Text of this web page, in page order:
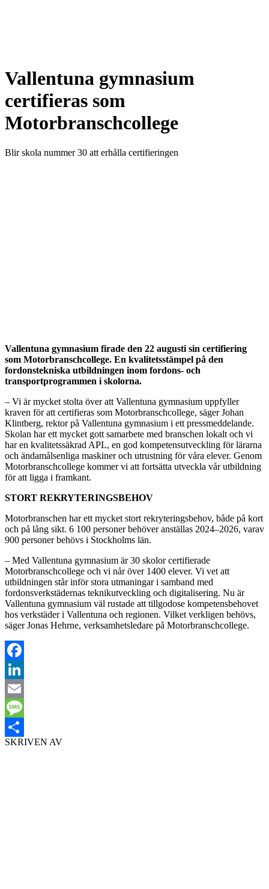
Vallentuna gymnasium
certifieras som
Motorbranschcollege
Blir skola nummer 30 att erhålla certifieringen
Vallentuna gymnasium firade den 22 augusti sin certifiering
som Motorbranschcollege. En kvalitetsstämpel på den
fordonstekniska utbildningen inom fordons- och
transportprogrammen i skolorna.
– Vi är mycket stolta över att Vallentuna gymnasium uppfyller
kraven för att certifieras som Motorbranschcollege, säger Johan
Klintberg, rektor på Vallentuna gymnasium i ett pressmeddelande.
Skolan har ett mycket gott samarbete med branschen lokalt och vi
har en kvalitetssäkrad APL, en god kompetensutveckling för lärarna
och ändamålsenliga maskiner och utrustning för våra elever. Genom
Motorbranschcollege kommer vi att fortsätta utveckla vår utbildning
för att ligga i framkant.
STORT REKRYTERINGSBEHOV
Motorbranschen har ett mycket stort rekryteringsbehov, både på kort
och på lång sikt. 6 100 personer behöver anställas 2024–2026, varav
900 personer behövs i Stockholms län.
– Med Vallentuna gymnasium är 30 skolor certifierade
Motorbranschcollege och vi når över 1400 elever. Vi vet att
utbildningen står inför stora utmaningar i samband med
fordonsverkstädernas teknikutveckling och digitalisering. Nu är
Vallentuna gymnasium väl rustade att tillgodose kompetensbehovet
hos verkstäder i Vallentuna och regionen. Vilket verkligen behövs,
säger Jonas Hehrne, verksamhetsledare på Motorbranschcollege.
Facebook
LinkedIn
Email
Message
Dela
SKRIVEN AV